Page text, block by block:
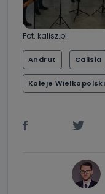
Fot. kalisz.pl
Andrut Calisia
Koleje